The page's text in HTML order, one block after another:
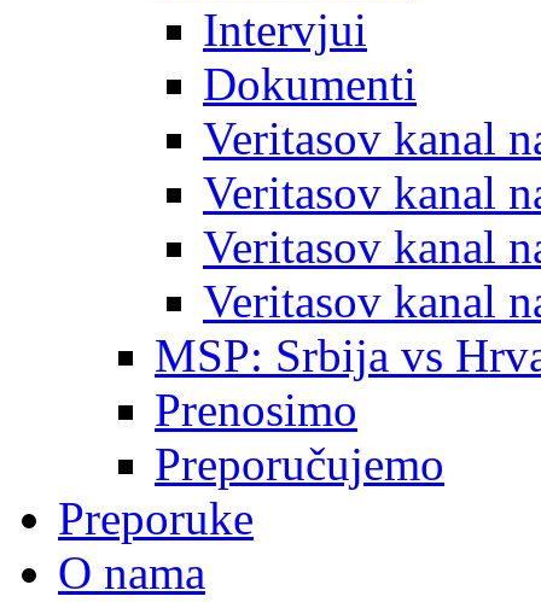
Intervjui
Dokumenti
Veritasov kanal
Veritasov kanal
Veritasov kanal
Veritasov kanal
MSP: Srbija vs
Prenosimo
Preporučujemo
Preporuke
O nama